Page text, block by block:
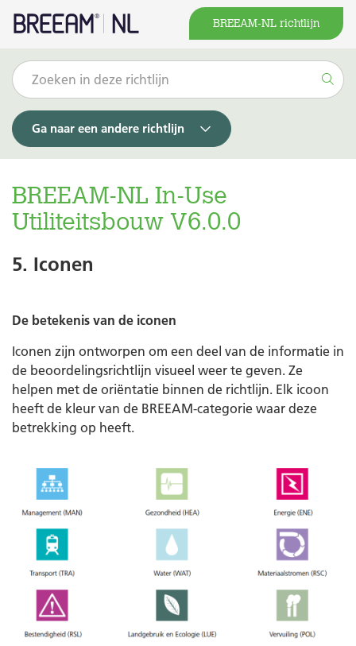
BREEAM-NL richtlijn
Ga naar een andere richtlijn
BREEAM-NL In-Use
Utiliteitsbouw V6.0.0
5. Iconen
De betekenis van de iconen
Iconen zijn ontworpen om een deel van de informatie in
de beoordelingsrichtlijn visueel weer te geven. Ze
helpen met de oriëntatie binnen de richtlijn. Elk icoon
heeft de kleur van de BREEAM-categorie waar deze
betrekking op heeft.